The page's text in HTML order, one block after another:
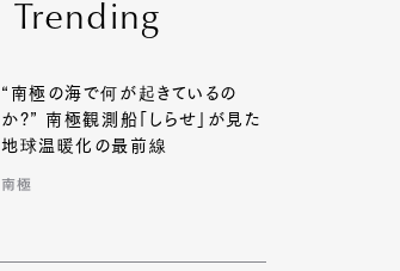
Trending
“南極の海で何が起きているの
か?” 南極観測船「しらせ」が見た
地球温暖化の最前線
南極